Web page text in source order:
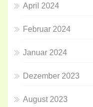
April 2024
Februar 2024
Januar 2024
Dezember 2023
August 2023